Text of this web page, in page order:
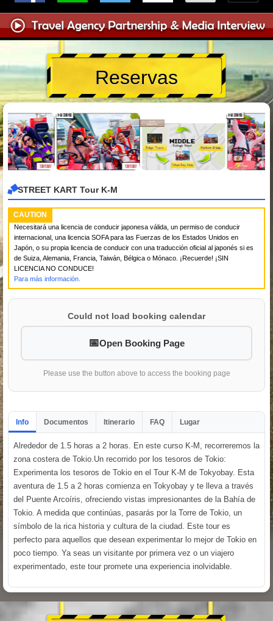
Reservas
STREET KART Tour K-M
CAUTION
Necesitará una licencia de conducir japonesa válida, un permiso de conducir
internacional, una licencia SOFA para las Fuerzas de los Estados Unidos en
Japón, o su propia licencia de conducir con una traducción oficial al japonés si es
de Suiza, Alemania, Francia, Taiwán, Bélgica o Mónaco. ¡Recuerde! ¡SIN
LICENCIA NO CONDUCE!
Para más información.
Could not load booking calendar
Open Booking Page
Please use the button above to access the booking page
Info Documentos Itinerario FAQ Lugar
Alrededor de 1.5 horas a 2 horas. En este curso K-M, recorreremos la
zona costera de Tokio.Un recorrido por los tesoros de Tokio:
Experimenta los tesoros de Tokio en el Tour K-M de Tokyobay. Esta
aventura de 1.5 a 2 horas comienza en Tokyobay y te lleva a través
del Puente Arcoíris, ofreciendo vistas impresionantes de la Bahía de
Tokio. A medida que continúas, pasarás por la Torre de Tokio, un
símbolo de la rica historia y cultura de la ciudad. Este tour es
perfecto para aquellos que desean experimentar lo mejor de Tokio en
poco tiempo. Ya seas un visitante por primera vez o un viajero
experimentado, este tour promete una experiencia inolvidable.